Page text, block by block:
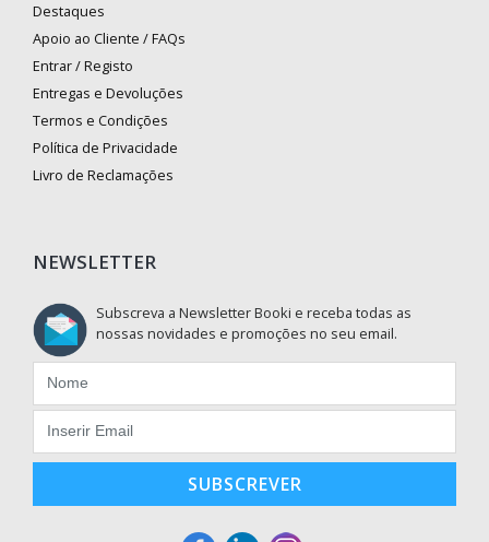
Destaques
Apoio ao Cliente / FAQs
Entrar / Registo
Entregas e Devoluções
Termos e Condições
Política de Privacidade
Livro de Reclamações
NEWSLETTER
Subscreva a Newsletter Booki e receba todas as
nossas novidades e promoções no seu email.
SUBSCREVER